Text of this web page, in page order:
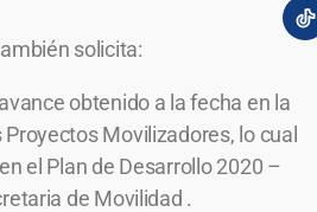
solicita:
obtenido a la fecha en la
Movilizadores, lo cual
el Plan de Desarrollo 2020 –
de Movilidad .